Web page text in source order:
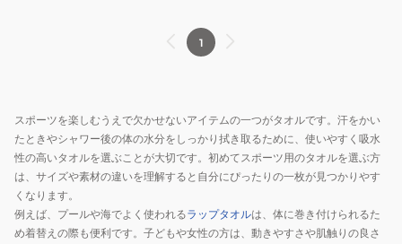
ポ
ン
ジ・
ボ
ブ
チ
1
スポーツを楽しむうえで欠かせないアイテムの一つがタオルです。汗をかい
たときやシャワー後の体の水分をしっかり拭き取るために、使いやすく吸水
性の高いタオルを選ぶことが大切です。初めてスポーツ用のタオルを選ぶ方
は、サイズや素材の違いを理解すると自分にぴったりの一枚が見つかりやす
くなります。
例えば、プールや海でよく使われるラップタオルは、体に巻き付けられるた
め着替えの際も便利です。子どもや女性の方は、動きやすさや肌触りの良さ